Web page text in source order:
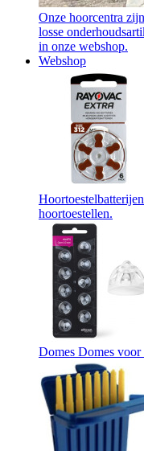
Onze hoorcentra
losse
in onze webshop.
Webshop
Hoortoestelbatterijen
hoortoestellen.
Domes Domes voor